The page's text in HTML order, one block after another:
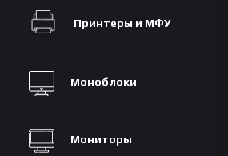
Принтеры и МФУ
Моноблоки
Мониторы